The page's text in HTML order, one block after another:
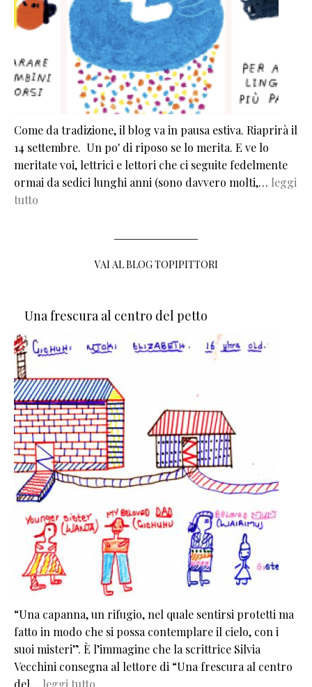
Come da tradizione, il blog va in pausa estiva. Riaprirà il
14 settembre. Un po' di riposo se lo merita. E ve lo
meritate voi, lettrici e lettori che ci seguite fedelmente
ormai da sedici lunghi anni (sono davvero molti,… leggi
tutto
VAI AL BLOG TOPIPITTORI
Una frescura al centro del petto
“Una capanna, un rifugio, nel quale sentirsi protetti ma
fatto in modo che si possa contemplare il cielo, con i
suoi misteri”. È l’immagine che la scrittrice Silvia
Vecchini consegna al lettore di “Una frescura al centro
del… leggi tutto